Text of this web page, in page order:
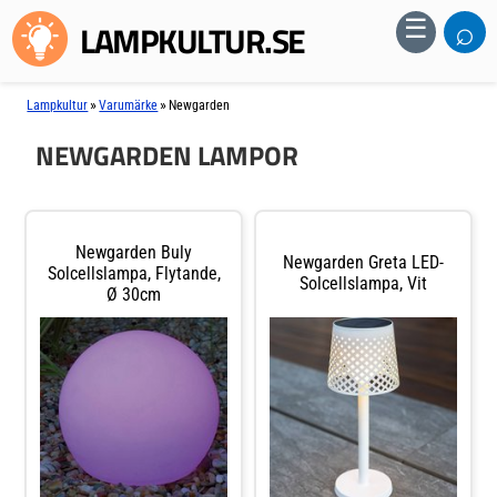
LAMPKULTUR.SE ☰ ⌕
Lampkultur »Varumärke » Newgarden
NEWGARDEN LAMPOR
Newgarden Buly
Solcellslampa, Flytande,
Ø 30cm
Newgarden Greta LED-
Solcellslampa, Vit